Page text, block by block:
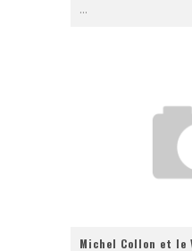
...
Michel Collon et le